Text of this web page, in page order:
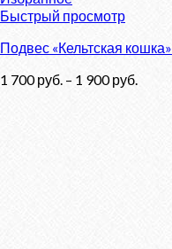
Быстрый просмотр
Подвес «Кельтская кошка»
1 700руб. – 1 900руб.